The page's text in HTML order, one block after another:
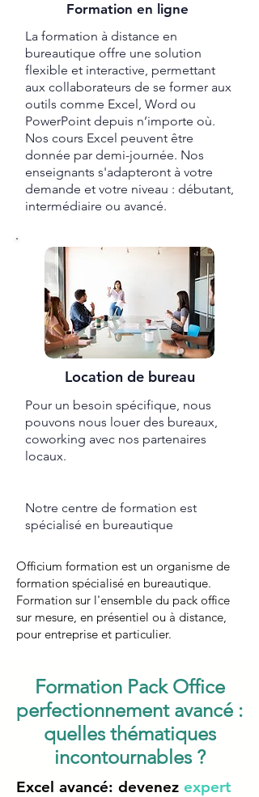
Formation en ligne
La formation à distance en
bureautique offre une solution
flexible et interactive, permettant
aux collaborateurs de se former aux
outils comme Excel, Word ou
PowerPoint depuis n’importe où.
Nos cours Excel peuvent être
donnée par demi-journée. Nos
enseignants s'adapteront à votre
demande et votre niveau : débutant,
intermédiaire ou avancé.
Location de bureau
Pour un besoin spécifique, nous
pouvons nous louer des bureaux,
coworking avec nos partenaires
locaux.
Notre centre de formation est
spécialisé en bureautique ​​​
Officium formation est un organisme de
formation spécialisé en bureautique.
Formation sur l'ensemble du pack office
sur mesure, en présentiel ou à distance,
pour entreprise et particulier.
Formation Pack Office
perfectionnement avancé :
quelles thématiques
incontournables ?
Excel avancé: devenez expert